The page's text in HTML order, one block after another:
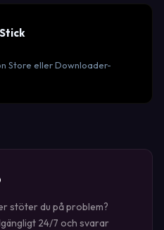
Store eller Downloader-
stöter du på problem?
24/7 och svarar